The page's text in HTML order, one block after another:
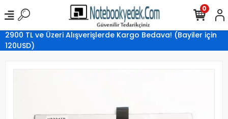
2900 TL ve Üzeri Alışverişlerde Kargo Bedava! (Bayiler için
120USD)
0